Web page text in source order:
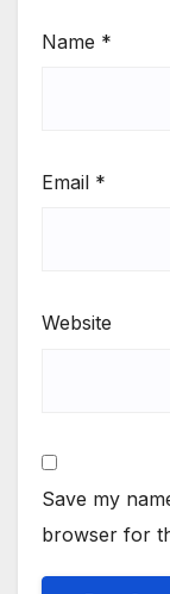
Name *
Email *
Website
Save my
browser for